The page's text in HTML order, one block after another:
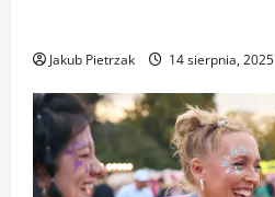
Jakub Pietrzak 14 sierpnia, 2025